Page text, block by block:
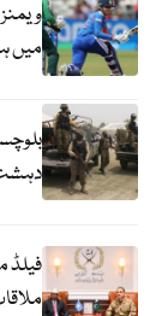
میں
فیلڈ